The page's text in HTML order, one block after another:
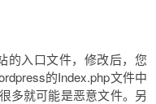
的入口文件，修改后，您
的Index.php文件中
多就可能是恶意文件。另